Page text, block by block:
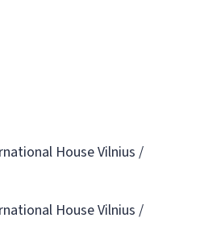
House Vilnius /
House Vilnius /